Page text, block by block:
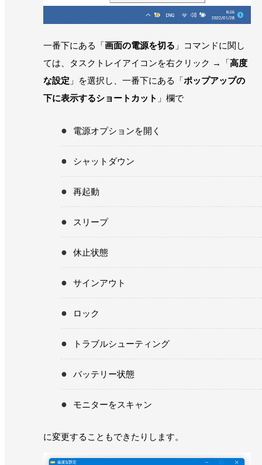
一番下にある「画面の電源を切る 」コマンドに関し
ては、タスクトレイアイコンを右クリック →「高度
な設定 」を選択し、一番下にある「ポップアップの
下に表示するショートカット 」欄で
電源オプションを開く
シャットダウン
再起動
スリープ
休止状態
サインアウト
ロック
トラブルシューティング
バッテリー状態
モニターをスキャン
に変更することもできたりします。